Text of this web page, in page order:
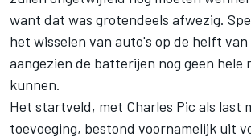
want dat was grotendeels afwezig.
het wisselen van auto's op de helft
aangezien de batterijen nog geen hele
kunnen.
Het startveld, met Charles Pic als last
toevoeging, bestond voornamelijk uit